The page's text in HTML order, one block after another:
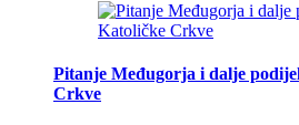
Pitanje Međugorja i dalje
Crkve